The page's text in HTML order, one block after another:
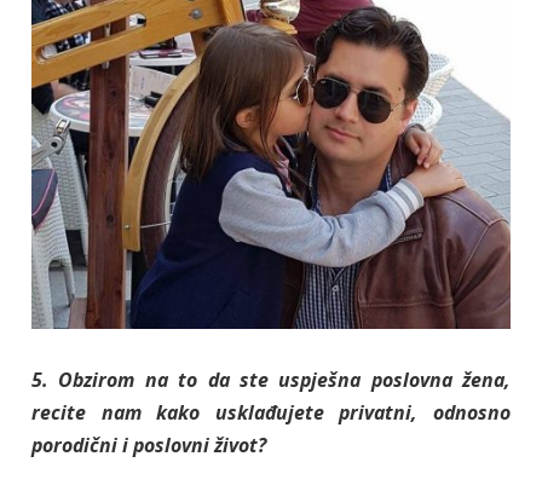
5. Obzirom na to da ste uspješna poslovna žena,
recite nam kako usklađujete privatni, odnosno
porodični i poslovni život?